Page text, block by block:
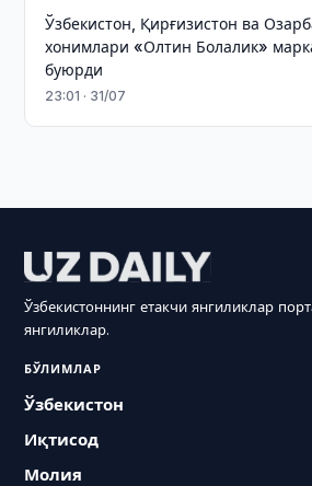
Ўзбекистон, Қирғизистон ва
хонимлари «Олтин Болалик»
буюрди
23:01 · 31/07
Ўзбекистоннинг етакчи янгиликлар
янгиликлар.
БЎЛИМЛАР
Ўзбекистон
Иқтисод
Молия